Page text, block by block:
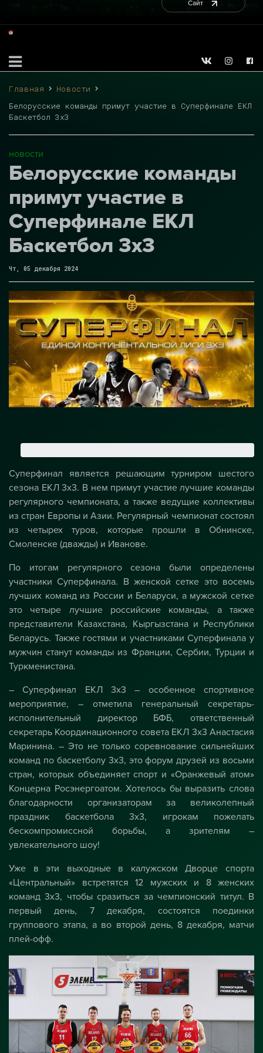
Сайт
Главная
Новости
Белорусские команды примут участие в Суперфинале ЕКЛ
Баскетбол 3х3
новости
Белорусские команды
примут участие в
Суперфинале ЕКЛ
Баскетбол 3х3
Чт, 05 декабря 2024
Суперфинал является решающим турниром шестого
сезона ЕКЛ 3х3. В нем примут участие лучшие команды
регулярного чемпионата, а также ведущие коллективы
из стран Европы и Азии. Регулярный чемпионат состоял
из четырех туров, которые прошли в Обнинске,
Смоленске (дважды) и Иванове.
По итогам регулярного сезона были определены
участники Суперфинала. В женской сетке это восемь
лучших команд из России и Беларуси, а мужской сетке
это четыре лучшие российские команды, а также
представители Казахстана, Кыргызстана и Республики
Беларусь. Также гостями и участниками Суперфинала у
мужчин станут команды из Франции, Сербии, Турции и
Туркменистана.
– Суперфинал ЕКЛ 3х3 – особенное спортивное
мероприятие, – отметила генеральный секретарь-
исполнительный директор БФБ, ответственный
секретарь Координационного совета ЕКЛ 3х3 Анастасия
Маринина. – Это не только соревнование сильнейших
команд по баскетболу 3х3, это форум друзей из восьми
стран, которых объединяет спорт и «Оранжевый атом»
Концерна Росэнергоатом. Хотелось бы выразить слова
благодарности организаторам за великолепный
праздник баскетбола 3х3, игрокам пожелать
бескомпромиссной борьбы, а зрителям –
увлекательного шоу!
Уже в эти выходные в калужском Дворце спорта
«Центральный» встретятся 12 мужских и 8 женских
команд 3х3, чтобы сразиться за чемпионский титул. В
первый день, 7 декабря, состоятся поединки
группового этапа, а во второй день, 8 декабря, матчи
плей-офф.